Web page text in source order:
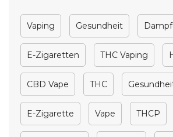
Vaping Gesundheit
E-Zigaretten THC Vaping
CBD Vape THC
E-Zigarette Vape THCP